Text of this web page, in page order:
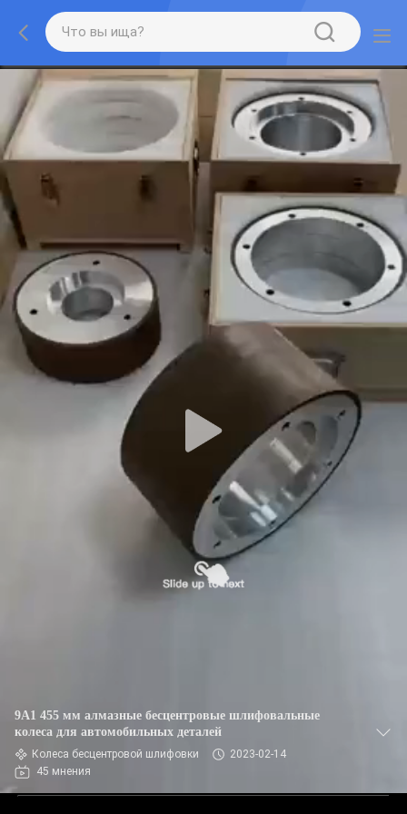
9А1 455 мм алмазные бесцентровые шлифовальные
колеса для автомобильных деталей
Колеса бесцентровой шлифовки
2023-02-14
45 мнения